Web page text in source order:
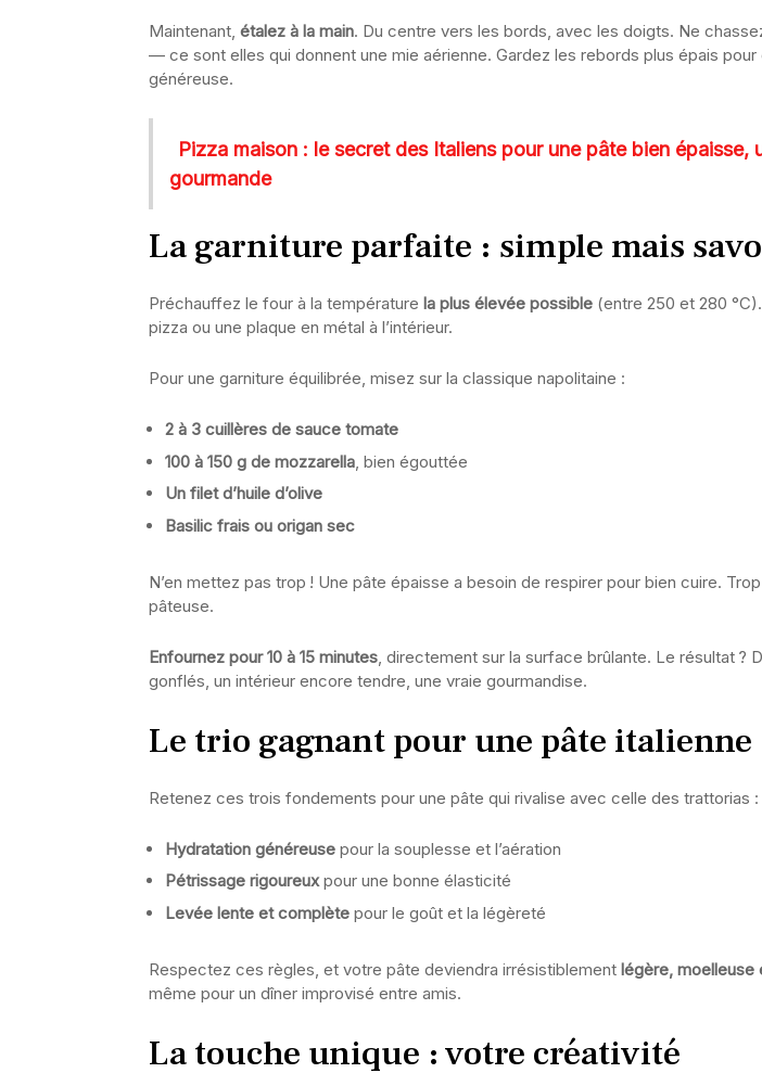
Maintenant, étalez à la main. Du centre vers les bords, avec les doigts. Ne
— ce sont elles qui donnent une mie aérienne. Gardez les rebords plus épais
généreuse.
Pizza maison : le secret des Italiens pour une pâte bien épaisse,
gourmande
La garniture parfaite : simple mais
Préchauffez le four à la température la plus élevée possible (entre 250 et 280
pizza ou une plaque en métal à l’intérieur.
Pour une garniture équilibrée, misez sur la classique napolitaine :
2 à 3 cuillères de sauce tomate
100 à 150 g de mozzarella , bien égouttée
Un filet d’huile d’olive
Basilic frais ou origan sec
N’en mettez pas trop ! Une pâte épaisse a besoin de respirer pour bien cuire.
pâteuse.
Enfournez pour 10 à 15 minutes , directement sur la surface brûlante. Le résultat ?
gonflés, un intérieur encore tendre, une vraie gourmandise.
Le trio gagnant pour une pâte italienne
Retenez ces trois fondements pour une pâte qui rivalise avec celle des trattorias :
Hydratation généreuse pour la souplesse et l’aération
Pétrissage rigoureuxpour une bonne élasticité
Levée lente et complète pour le goût et la légèreté
Respectez ces règles, et votre pâte deviendra irrésistiblement légère, moelleuse
même pour un dîner improvisé entre amis.
La touche unique : votre créativité